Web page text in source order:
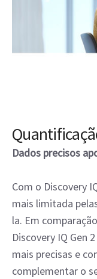
Dados precisos
Com o Discovery
mais limitada
la. Em
Discovery IQ Gen
mais precisas e
complementar o